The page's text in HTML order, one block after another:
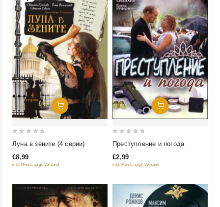
Добавить В Корзину
out
of
Луна в зените (4 серии)
€8,99
inkl. Mwst., zzgl. Versand
Добавить В Корзину
out
of
Преступление и погода
€2,99
inkl. Mwst., zzgl. Versand